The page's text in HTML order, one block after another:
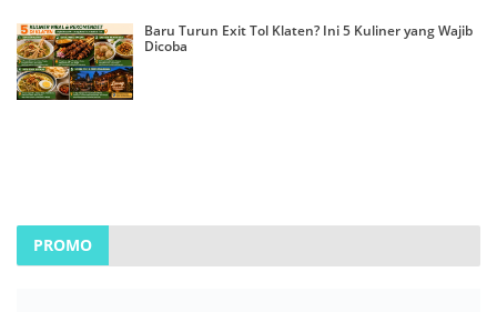
Baru Turun Exit Tol Klaten? Ini 5 Kuliner yang Wajib
Dicoba
PROMO